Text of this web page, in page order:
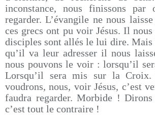
inconstance, nous finissons par
regarder. L’évangile ne nous
ces grecs ont pu voir Jésus. Il
disciples sont allés le lui dire. Mais
qu’il va leur adresser il nous
nous pouvons le voir : lorsqu’il
Lorsqu’il sera mis sur la Croix.
voudrons, nous, voir Jésus, c’est
faudra regarder. Morbide !
c’est tout le contraire !